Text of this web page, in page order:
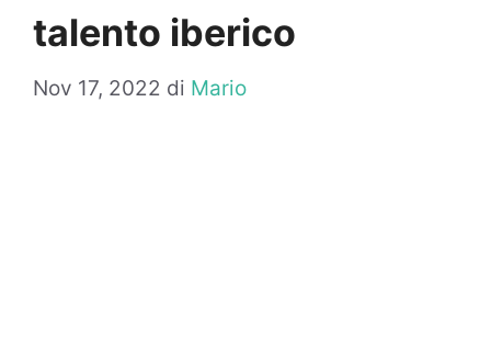
talento iberico
Nov 17, 2022 di Mario